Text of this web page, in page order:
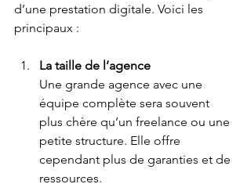
d’une prestation digitale. Voici les
principaux :
La taille de l’agence
Une grande agence avec une
équipe complète sera souvent
plus chère qu’un freelance ou une
petite structure. Elle offre
cependant plus de garanties et de
ressources.